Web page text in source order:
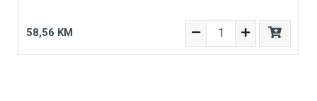
58,56 KM